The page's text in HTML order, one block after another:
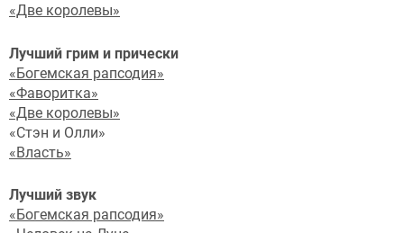
«Две королевы»
Лучший грим и прически
«Богемская рапсодия»
«Фаворитка»
«Две королевы»
«Стэн и Олли»
«Власть»
Лучший звук
«Богемская рапсодия»